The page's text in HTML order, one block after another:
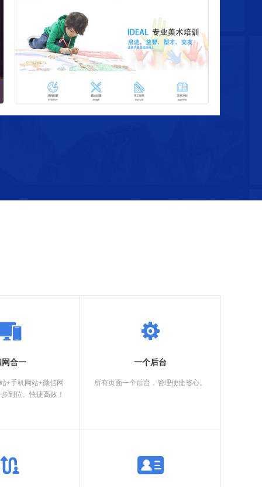
网合一
+手机网站+微信网
到位、快捷高效！
一个后台
所有页面一个后台，管理便捷省心。